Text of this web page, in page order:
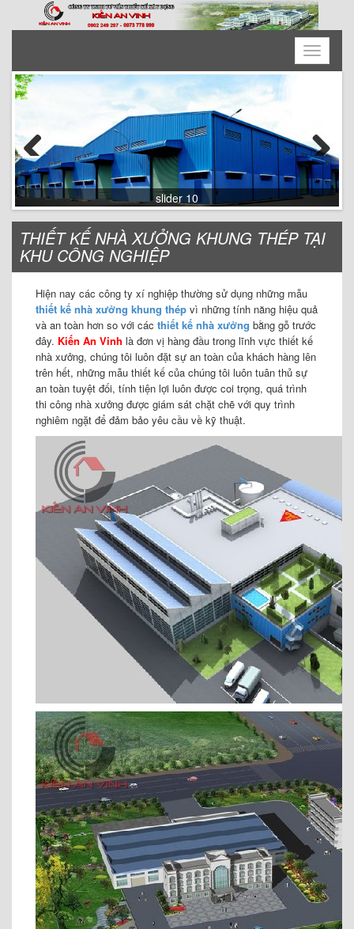
Toggle
slider 9
Previous Next
THIẾT KẾ NHÀ XƯỞNG KHUNG THÉP TẠI
KHU CÔNG NGHIỆP
Hiện nay các công ty xí nghiệp thường sử dụng những mẫu
thiết kế nhà xưởng khung thép vì những tính năng hiệu quả
và an toàn hơn so với các thiết kế nhà xưởng bằng gỗ trước
đây. Kiến An Vinh là đơn vị hàng đầu trong lĩnh vực thiết kế
nhà xưởng, chúng tôi luôn đặt sự an toàn của khách hàng lên
trên hết, những mẫu thiết kế của chúng tôi luôn tuân thủ sự
an toàn tuyệt đối, tính tiện lợi luôn được coi trọng, quá trình
thi công nhà xưởng được giám sát chặt chẽ với quy trình
nghiêm ngặt để đảm bảo yêu cầu về kỹ thuật.